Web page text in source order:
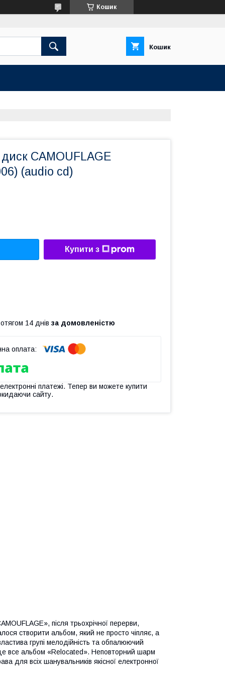
Кошик
Кошик
CAMOUFLAGE
(audio cd)
Купити з
14 днів за домовленістю
платежі. Тепер ви можете купити
сайту.
після трьохрічної перерви,
створити альбом, який не просто чіпляє, а
групі мелодійність та обпалюючий
все альбом «Relocated». Неповторний шарм
для всіх шанувальників якісної електронної